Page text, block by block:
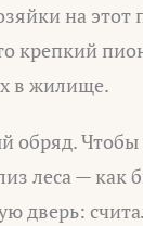
на этот
крепкий
в жилище.
обряд.
леса — как